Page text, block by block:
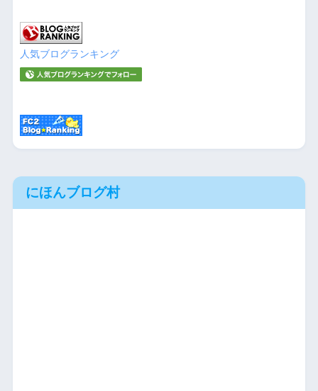
人気ブログランキング
にほんブログ村